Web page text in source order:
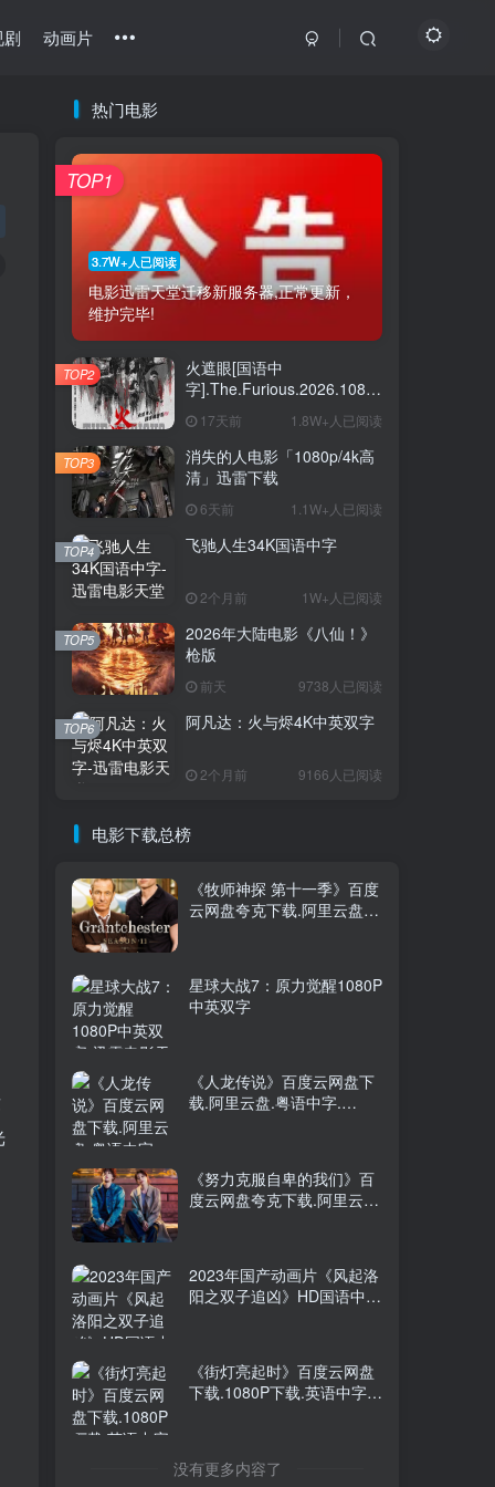
剧 动画片
热门电影
3.7W+人已阅读
电影迅雷天堂迁移新服务器,正常更新，
维护完毕!
TOP1
火遮眼[国语中
字].The.Furious.2026.1080p+2160p
17天前 1.8W+人已阅读
TOP2
消失的人电影「1080p/4k高
清」迅雷下载
6天前 1.1W+人已阅读
TOP3
飞驰人生34K国语中字
2个月前 1W+人已阅读
TOP4
2026年大陆电影《八仙！》
枪版
前天 9738人已阅读
TOP5
阿凡达：火与烬4K中英双字
2个月前 9166人已阅读
TOP6
电影下载总榜
《牧师神探 第十一季》百度
云网盘夸克下载.阿里云盘.
星球大战7：原力觉醒1080P
中英双字
《人龙传说》百度云网盘下
载.阿里云盘.粤语中字.
《努力克服自卑的我们》百
度云网盘夸克下载.阿里云
2023年国产动画片《风起洛
阳之双子追凶》HD国语中字
《街灯亮起时》百度云网盘
下载.1080P下载.英语中字.
没有更多内容了
最近更新
最新绝密任务 1080p/4k高清下载
怒杀电影「1080p-4k高清」下载
坠落也无妨电影夸克下载
4 猛尸一家亲「1080p高清」下载
5 《瑞奇·热维斯之街猫一族》百度云网盘夸克下载
6 《恋爱开运点》百度云网盘夸克下载.阿里云盘
3.7W+人已阅读
电影迅雷天堂迁移新服务器,正常更新，
维护完毕!
TOP1
高清下载
TOP2
消失的人电影「1080p/4k高
清」迅雷下载
6天前 1.1W+人已阅读
TOP3
飞驰人生34K国语中字
TOP4
2026年大陆电影《八仙！》
TOP5
阿凡达：火与烬4K中英双字
TOP6
《牧师神探 第十一季》百度
云网盘夸克下载.阿里云盘.
中字.(2026)
星球大战7：原力觉醒1080P
中英双字
载.阿里云盘.粤语中字.